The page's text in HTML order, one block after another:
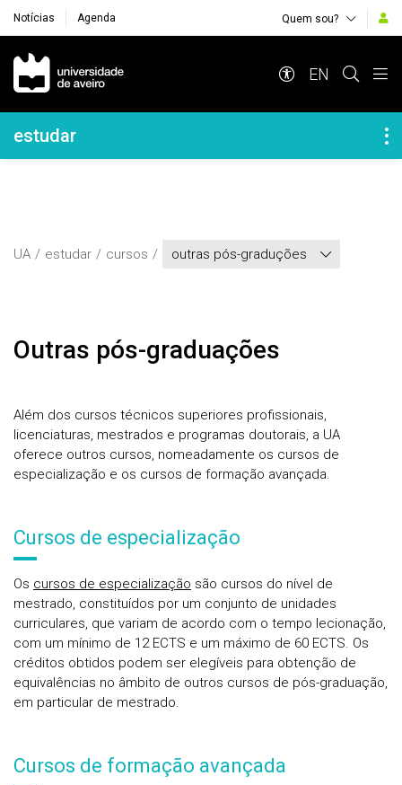
Notícias Agenda Quem sou?
Navegação Principal
EN
Navegação Lateral
estudar
UA estudar cursos outras pós-graduções
Outras pós-graduações
Além dos cursos técnicos superiores profissionais,
licenciaturas, mestrados e programas doutorais, a UA
oferece outros cursos, nomeadamente os cursos de
especialização e os cursos de formação avançada.
Cursos de especialização
Os cursos de especialização são cursos do nível de
mestrado, constituídos por um conjunto de unidades
curriculares, que variam de acordo com o tempo lecionação,
com um mínimo de 12 ECTS e um máximo de 60 ECTS. Os
créditos obtidos podem ser elegíveis para obtenção de
equivalências no âmbito de outros cursos de pós-graduação,
em particular de mestrado.
Cursos de formação avançada